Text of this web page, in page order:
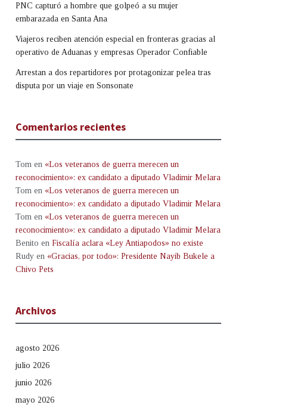
PNC capturó a hombre que golpeó a su mujer
embarazada en Santa Ana
Viajeros reciben atención especial en fronteras gracias al
operativo de Aduanas y empresas Operador Confiable
Arrestan a dos repartidores por protagonizar pelea tras
disputa por un viaje en Sonsonate
Comentarios recientes
Tom en «Los veteranos de guerra merecen un
reconocimiento»: ex candidato a diputado Vladimir Melara
Tom en «Los veteranos de guerra merecen un
reconocimiento»: ex candidato a diputado Vladimir Melara
Tom en «Los veteranos de guerra merecen un
reconocimiento»: ex candidato a diputado Vladimir Melara
Benito en Fiscalía aclara «Ley Antiapodos» no existe
Rudy en «Gracias, por todo»: Presidente Nayib Bukele a
Chivo Pets
Archivos
agosto 2026
julio 2026
junio 2026
mayo 2026